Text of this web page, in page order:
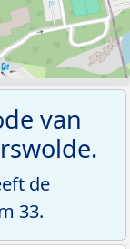
van
de
33.